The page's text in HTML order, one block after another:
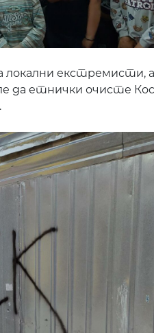
локални екстремисти,
да етнички очисте